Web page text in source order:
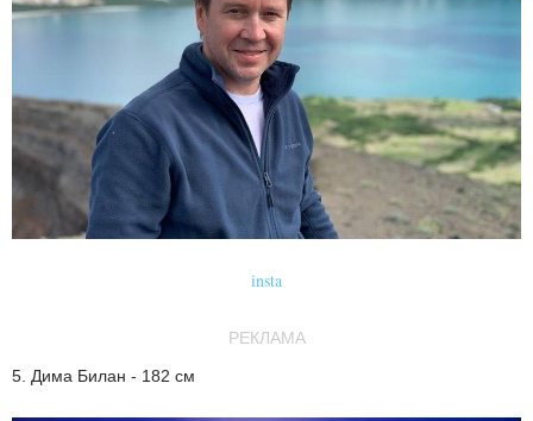
insta
РЕКЛАМА
5. Дима Билан - 182 см